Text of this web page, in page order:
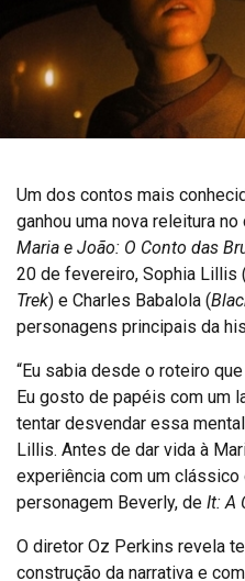
Um dos contos mais
ganhou uma nova releitura
Maria e João: O Conto das
20 de fevereiro, Sophia Lillis
Trek) e Charles Babalola (
personagens principais da
“Eu sabia desde o roteiro
Eu gosto de papéis com um
tentar desvendar essa
Lillis. Antes de dar vida à
experiência com um
personagem Beverly, de It: A
O diretor Oz Perkins revela
construção da narrativa e